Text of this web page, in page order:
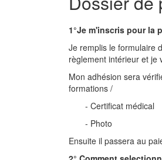
1°Je m'inscris pour la
Je remplis le formulaire
règlement intérieur et je
Mon adhésion sera
formations /
- Certificat médical
- Photo
Ensuite il passera au